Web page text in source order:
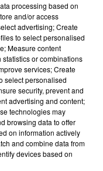
EMISSIONS
processing based on
and/or access
advertising; Create
to select personalised
Measure content
or combinations
services; Create
select personalised
security, prevent and
advertising and content;
technologies may
browsing data to offer
on information actively
and combine data from
devices based on